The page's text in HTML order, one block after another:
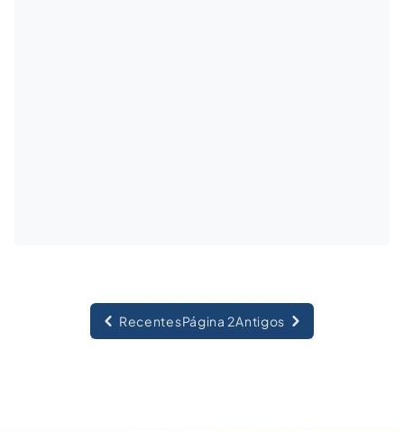
RecentesPágina 2Antigos